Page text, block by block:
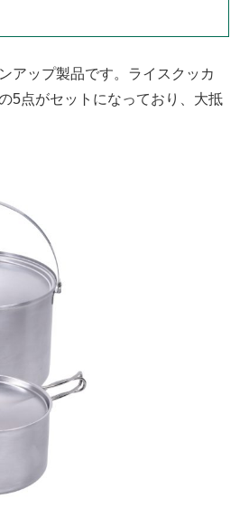
アップ製品です。ライスクッカ
5点がセットになっており、大抵